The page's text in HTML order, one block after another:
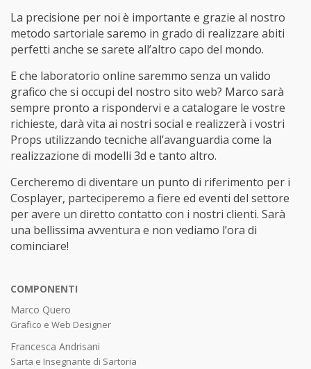
La precisione per noi è importante e grazie al nostro
metodo sartoriale saremo in grado di realizzare abiti
perfetti anche se sarete all’altro capo del mondo.
E che laboratorio online saremmo senza un valido
grafico che si occupi del nostro sito web? Marco sarà
sempre pronto a rispondervi e a catalogare le vostre
richieste, darà vita ai nostri social e realizzerà i vostri
Props utilizzando tecniche all’avanguardia come la
realizzazione di modelli 3d e tanto altro.
Cercheremo di diventare un punto di riferimento per i
Cosplayer, parteciperemo a fiere ed eventi del settore
per avere un diretto contatto con i nostri clienti. Sarà
una bellissima avventura e non vediamo l’ora di
cominciare!
COMPONENTI
Marco Quero
Grafico e Web Designer
Francesca Andrisani
Sarta e Insegnante di Sartoria